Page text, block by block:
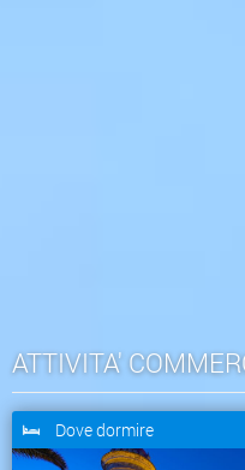
ATTIVITA'
Dove dormire